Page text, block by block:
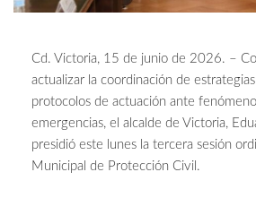
Cd. Victoria, 15 de junio de 2026. –
actualizar la coordinación de
protocolos de actuación ante
emergencias, el alcalde de Victoria,
presidió este lunes la tercera sesión
Municipal de Protección Civil.